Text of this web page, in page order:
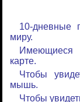
10-дневные
миру.
Имеющиеся
карте.
Чтобы
мышь.
Чтобы